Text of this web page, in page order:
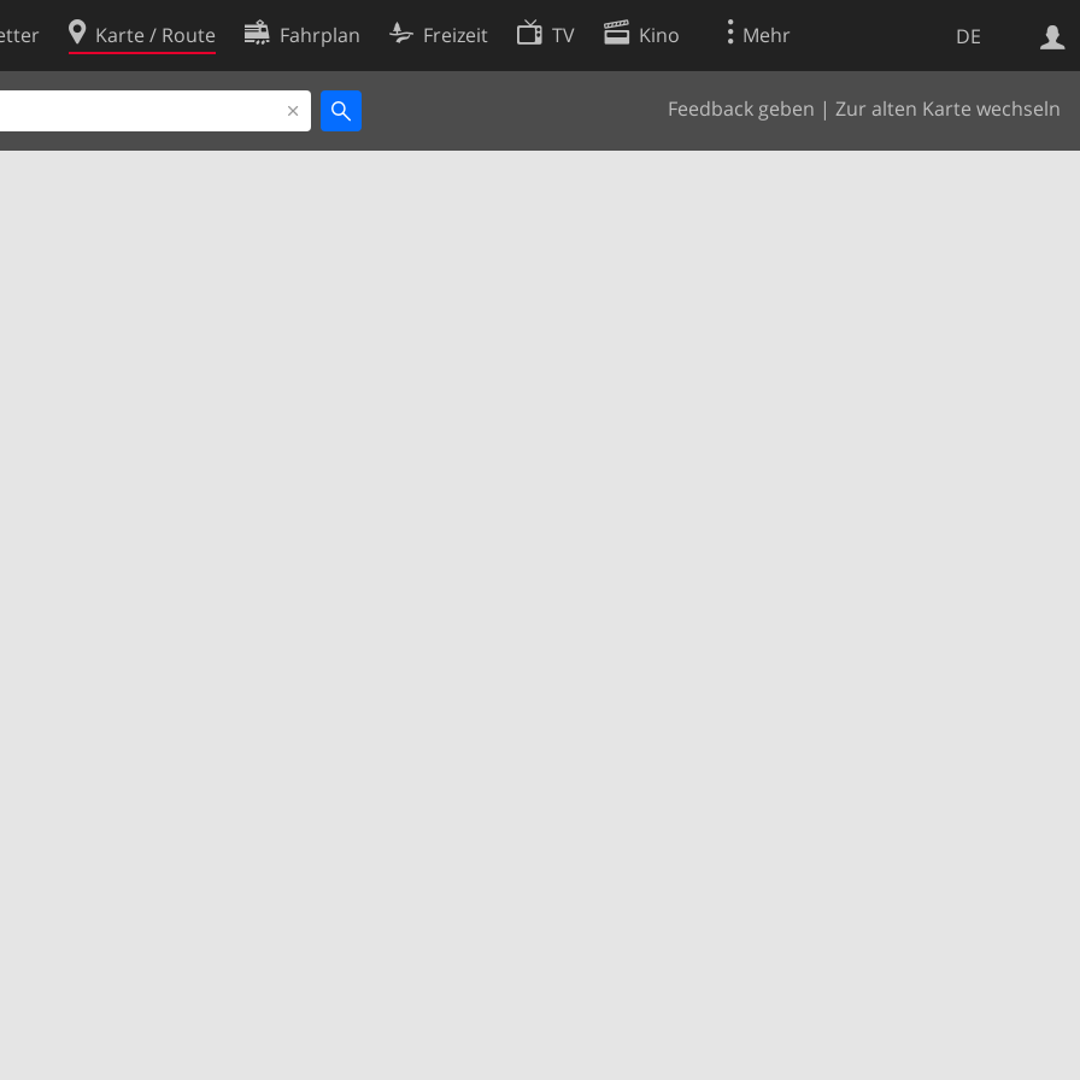
DE
Karte / Route Fahrplan Freizeit TV Kino Mehr
Feedback geben | Zur alten Karte wechseln
Websuche
Cookie-Richtlinie
Cookie-Einstellungen